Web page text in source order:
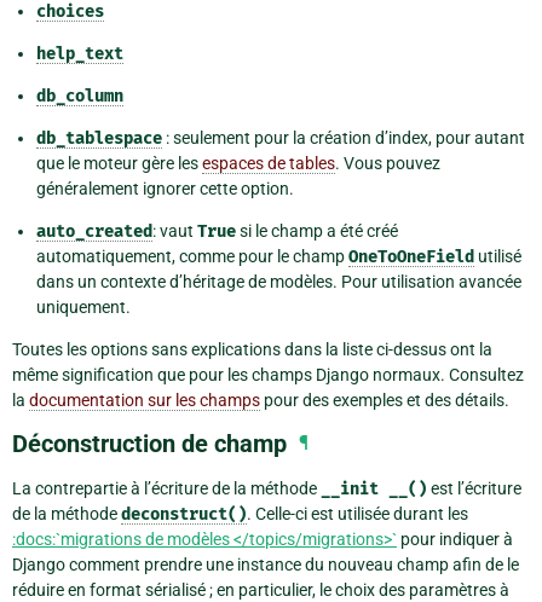
choices
help_text
db_column
db_tablespace : seulement pour la création d’index, pour autant
que le moteur gère lesespaces de tables. Vous pouvez
généralement ignorer cette option.
auto_created: vaut Truesi le champ a été créé
automatiquement, comme pour le champOneToOneField utilisé
dans un contexte d’héritage de modèles. Pour utilisation avancée
uniquement.
Toutes les options sans explications dans la liste ci-dessus ont la
même signification que pour les champs Django normaux. Consultez
la documentation sur les champs pour des exemples et des détails.
Déconstruction de champ ¶
La contrepartie à l’écriture de la méthode __init __() est l’écriture
de la méthodedeconstruct(). Celle-ci est utilisée durant les
:docs:`migrations de modèles </topics/migrations>` pour indiquer à
Django comment prendre une instance du nouveau champ afin de le
réduire en format sérialisé ; en particulier, le choix des paramètres à